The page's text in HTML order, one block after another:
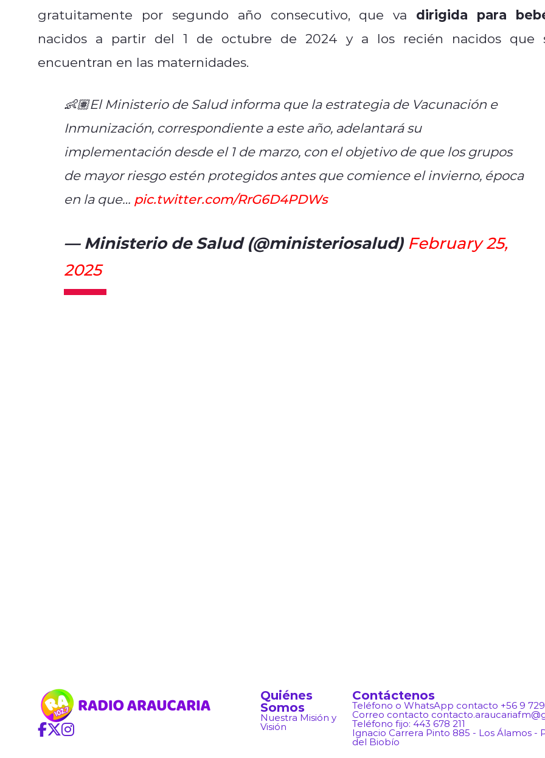
gratuitamente por segundo año consecutivo, que va dirigida para
nacidos a partir del 1 de octubre de 2024 y a los recién nacidos que
encuentran en las maternidades.
👶🏽El Ministerio de Salud informa que la estrategia de Vacunación e
Inmunización, correspondiente a este año, adelantará su
implementación desde el 1 de marzo, con el objetivo de que los grupos
de mayor riesgo estén protegidos antes que comience el invierno, época
en la que… pic.twitter.com/RrG6D4PDWs
— Ministerio de Salud (@ministeriosalud) February 25,
2025
Quiénes
Somos
Nuestra Misión y
Visión
Contáctenos
Teléfono o WhatsApp contacto +56 9
Correo contacto
Teléfono fijo: 443 678 211
Ignacio Carrera Pinto 885 - Los Álamos -
del Biobío